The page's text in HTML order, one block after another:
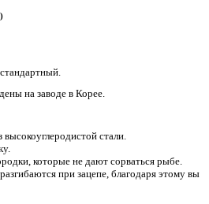
на заводе в Корее.
стали.
которые не дают сорваться рыбе.
при зацепе, благодаря этому вы